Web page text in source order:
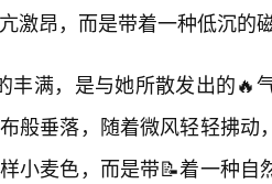
激昂，而是带着一种低沉的
丰满，是与她所散发出的
般垂落，随着微风轻轻拂
小麦色，而是带📝着一种